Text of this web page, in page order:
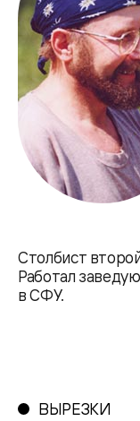
Столбист
Работал
в СФУ.
ВЫРЕЗКИ